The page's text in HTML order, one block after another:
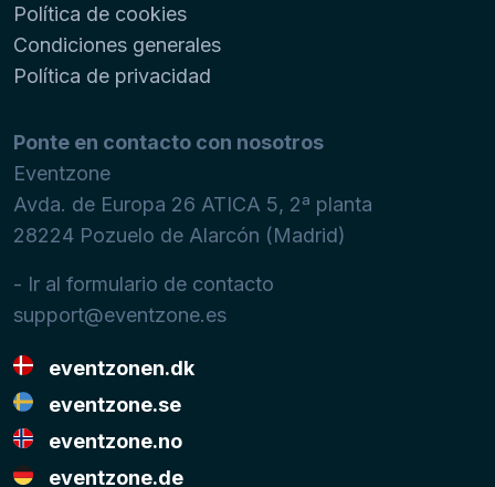
Política de cookies
Condiciones generales
Política de privacidad
Ponte en contacto con nosotros
Eventzone
Avda. de Europa 26 ATICA 5, 2ª planta
28224 Pozuelo de Alarcón (Madrid)
- Ir al formulario de contacto
support@eventzone.es
eventzonen.dk
eventzone.se
eventzone.no
eventzone.de